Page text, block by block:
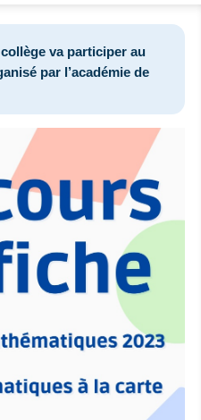
va participer au
par l’académie de